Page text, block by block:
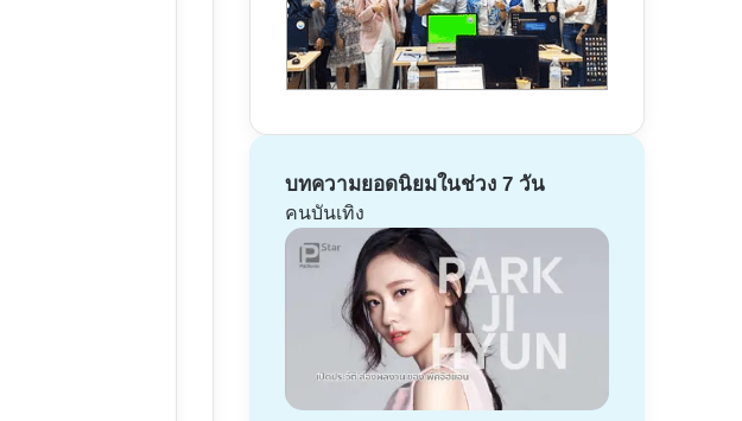
บทความยอดนิยมในช่วง 7 วัน
คนบันเทิง